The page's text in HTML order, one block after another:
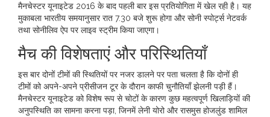
मैनचेस्टर यूनाइटेड 2016 के बाद पहली बार इस प्रतियोगिता में खेल रही है। यह
मुकाबला भारतीय समयानुसार रात 7.30 बजे शुरू होगा और सोनी स्पोर्ट्स नेटवर्क
तथा सोनीलिव ऐप पर लाइव स्ट्रीम किया जाएगा।
मैच की विशेषताएं और परिस्थितियाँ
इस बार दोनों टीमों की स्थितियों पर नजर डालने पर पता चलता है कि दोनों ही
टीमों को अपने-अपने प्रीसीजन टूर के दौरान काफी चुनौतियाँ झेलनी पड़ी हैं।
मैनचेस्टर यूनाइटेड को विशेष रूप से चोटों के कारण कुछ महत्वपूर्ण खिलाड़ियों की
अनुपस्थिति का सामना करना पड़ा, जिनमें लेनी योरो और रासमुस होजलुंड शामिल